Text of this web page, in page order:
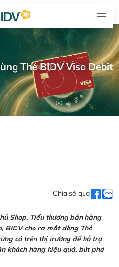
Thẻ BIDV Visa Debit
Chia sẻ qua
Shop, Tiểu thương bán hàng
BIDV cho ra mắt dòng Thẻ
có trên thị trường để hỗ trợ
khách hàng hiệu quả, bứt phá